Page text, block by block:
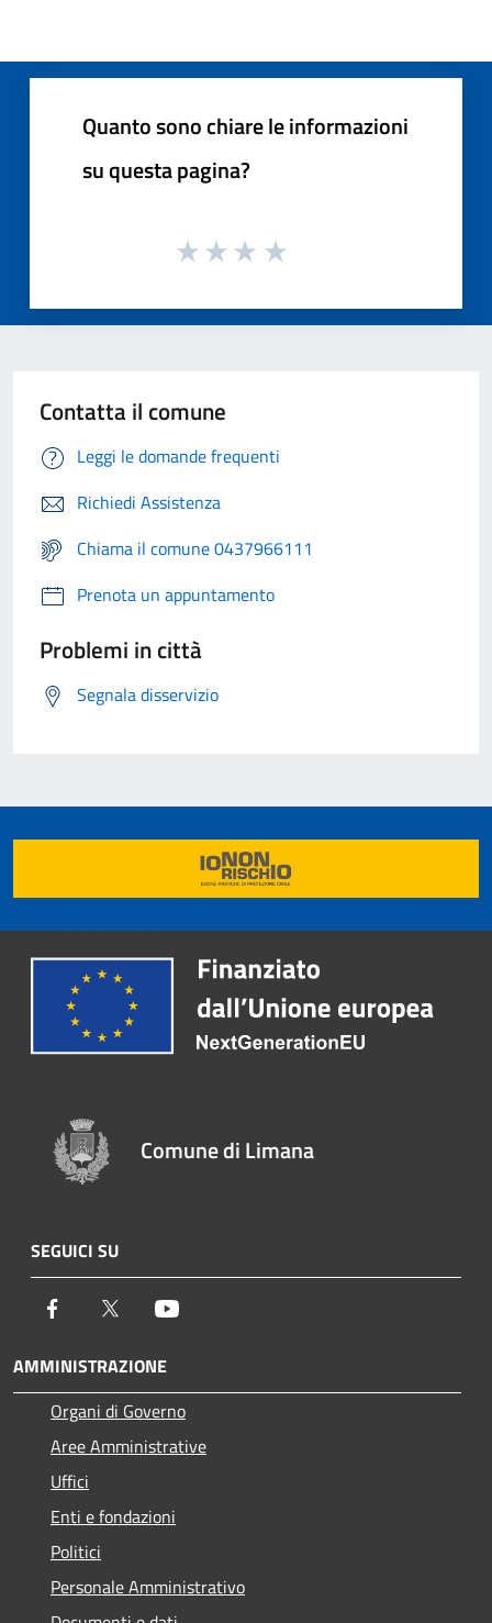
Quanto sono chiare le informazioni
su questa pagina?
Contatta il comune
Leggi le domande frequenti
Richiedi Assistenza
Chiama il comune 0437966111
Prenota un appuntamento
Problemi in città
Segnala disservizio
Comune di Limana
SEGUICI SU
Facebook Twitter
AMMINISTRAZIONE
Organi di Governo
Aree Amministrative
Uffici
Enti e fondazioni
Politici
Personale Amministrativo